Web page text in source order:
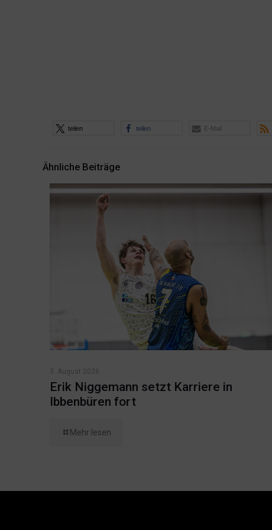
teilen teilen E-Mail
Ähnliche Beiträge
3. August 2026
Erik Niggemann setzt Karriere in
Ibbenbüren fort
Mehr lesen